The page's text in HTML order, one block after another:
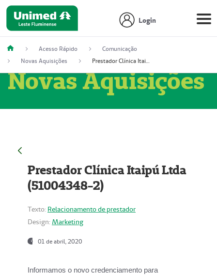
Login
Acesso Rápido
Comunicação
Novas Aquisições
Prestador Clínica Itaipú Ltda (51004348-2)
Novas Aquisições
Prestador Clínica Itaipú Ltda
(51004348-2)
Texto: Relacionamento de prestador
Design: Marketing
01 de abril, 2020
Informamos o novo credenciamento para